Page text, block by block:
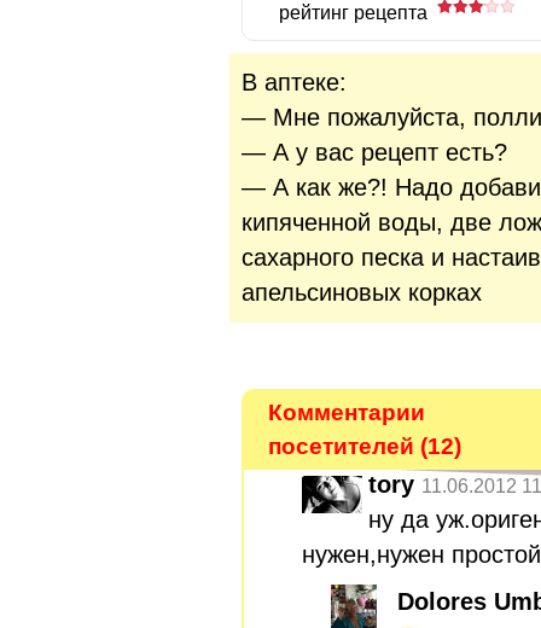
рейтинг рецепта
В аптеке:
— Мне пожалуйста,
— А у вас рецепт есть?
— А как же?! Надо
кипяченной воды, две
сахарного песка и
апельсиновых корках
Комментарии
посетителей (12)
tory 11.06.2012
ну да
нужен,нужен
Dolores